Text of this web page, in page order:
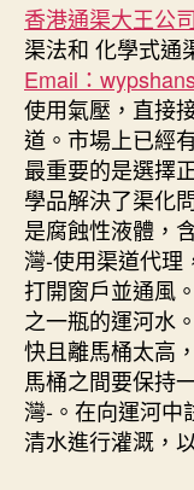
香港通渠大王公司
渠法和 化學式通
Email：
使用氣壓，直接
道。市場上已經
最重要的是選擇
學品解決了渠化
是腐蝕性液體，
灣-使用渠道代理
打開窗戶並通風
之一瓶的運河水
快且離馬桶太高
馬桶之間要保持
灣-。在向運河中
清水進行灌溉，